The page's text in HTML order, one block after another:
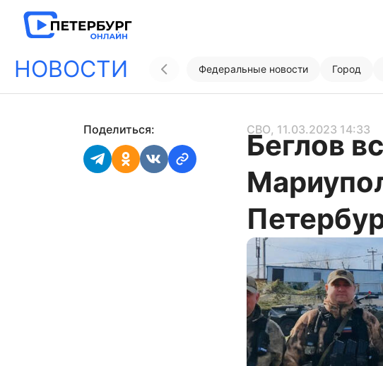
НОВОСТИ Федеральные новости Город
Поделиться: СВО, 11.03.2023 14:33
Беглов